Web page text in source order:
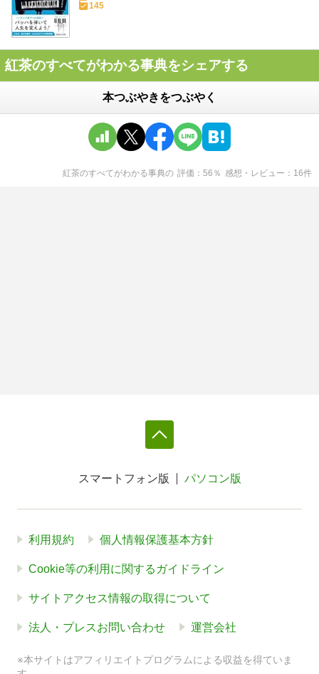
145
紅茶のすべてがわかる事典をシェアする
本つぶやきをつぶやく
紅茶のすべてがわかる事典の 評価 56 ％ 感想・レビュー 16件
スマートフォン版 パソコン版
利用規約 個人情報保護基本方針
Cookie等の利用に関するガイドライン
サイトアクセス情報の取得について
法人・プレスお問い合わせ 運営会社
※本サイトはアフィリエイトプログラムによる収益を得ていま